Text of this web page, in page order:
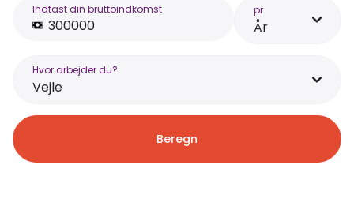
Indtast din bruttoindkomst pr
År
Hvor arbejder du?
Vejle
Beregn